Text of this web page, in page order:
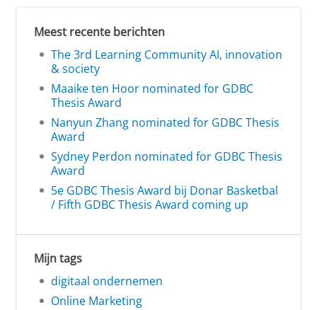
Meest recente berichten
The 3rd Learning Community AI, innovation
& society
Maaike ten Hoor nominated for GDBC
Thesis Award
Nanyun Zhang nominated for GDBC Thesis
Award
Sydney Perdon nominated for GDBC Thesis
Award
5e GDBC Thesis Award bij Donar Basketbal
/ Fifth GDBC Thesis Award coming up
Mijn tags
digitaal ondernemen
Online Marketing